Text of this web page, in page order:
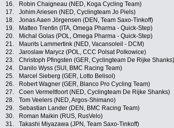
16.
Robin Chaigneau (NED, Koga Cycling Team)
17.
Johim Ariesen (NED, Cyclingteam Jo Piels)
18.
Jonas Aaen Jörgensen (DEN, Team Saxo-Tinkoff)
19.
Matteo Trentin (ITA, Omega Pharma - Quick-Step)
20.
Michal Golas (POL, Omega Pharma - Quick-Step)
21.
Maurits Lammertink (NED, Vacansoleil - DCM)
22.
Jaroslaw Marycz (POL, CCC Polsat Polkowice)
23.
Christoph Pfingsten (GER, Cyclingteam De Rijke Shanks)
24.
Danilo Wyss (SUI, BMC Racing Team)
25.
Marcel Sieberg (GER, Lotto Belisol)
26.
Robert Wagner (GER, Blanco Pro Cycling Team)
27.
Coen Vermeltfoort (NED, Cyclingteam De Rijke Shanks)
28.
Tom Veelers (NED, Argos-Shimano)
29.
Sebastian Lander (DEN, BMC Racing Team)
30.
Roman Maikin (RUS, RusVelo)
31.
Takashi Miyazawa (JPN, Team Saxo-Tinkoff)
Facebook
Twitter
Newsletter: